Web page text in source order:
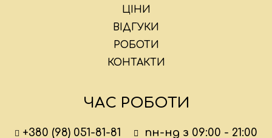
ЦІНИ
ВІДГУКИ
РОБОТИ
КОНТАКТИ
ЧАС РОБОТИ
+380 (98) 051-81-81 пн-нд з 09:00 - 21:00